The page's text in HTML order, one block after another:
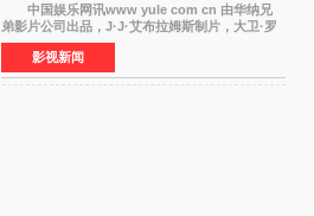
中国娱乐网讯www yule com cn 由华纳兄
弟影片公司出品，J·J·艾布拉姆斯制片，大卫·罗
伯特·米切尔执导，好莱坞巨星安妮·海瑟薇和伊万
·麦克格雷格领衔主演的2026暑期惊悚冒险大片
《逃出绝
影视新闻